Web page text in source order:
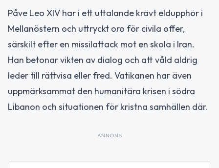
Påve Leo XIV har i ett uttalande krävt eldupphör i
Mellanöstern och uttryckt oro för civila offer,
särskilt efter en missilattack mot en skola i Iran.
Han betonar vikten av dialog och att våld aldrig
leder till rättvisa eller fred. Vatikanen har även
uppmärksammat den humanitära krisen i södra
Libanon och situationen för kristna samhällen där.
ANNONS